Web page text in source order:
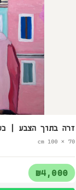
זרה בתוך הצבע |
70 × 100 cm
₪4,000